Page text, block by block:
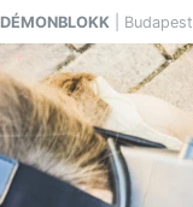
DÉMONBLOKK |